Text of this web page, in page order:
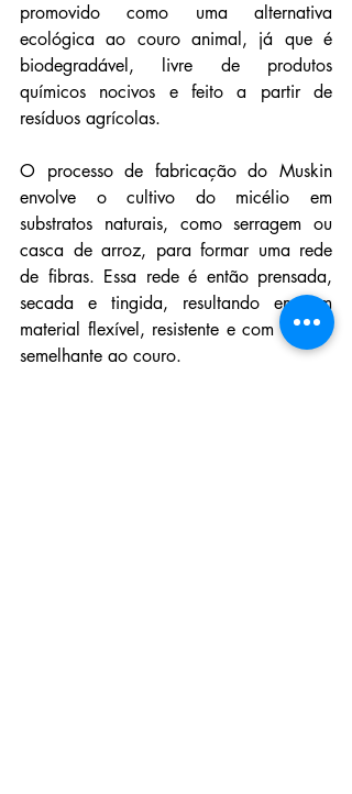
promovido como uma alternativa
ecológica ao couro animal, já que é
biodegradável, livre de produtos
químicos nocivos e feito a partir de
resíduos agrícolas.
O processo de fabricação do Muskin
envolve o cultivo do micélio em
substratos naturais, como serragem ou
casca de arroz, para formar uma rede
de fibras. Essa rede é então prensada,
secada e tingida, resultando em um
material flexível, resistente e com textura
semelhante ao couro.